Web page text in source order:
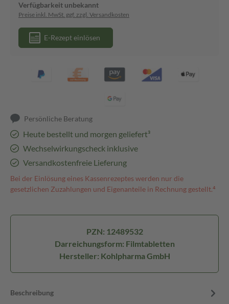
Verfügbarkeit unbekannt
Preise inkl. MwSt. ggf. zzgl. Versandkosten
E-Rezept einlösen
Persönliche Beratung
Heute bestellt und morgen geliefert³
Wechselwirkungscheck inklusive
Versandkostenfreie Lieferung
Bei der Einlösung eines Kassenrezeptes werden nur die
gesetzlichen Zuzahlungen und Eigenanteile in Rechnung gestellt.⁴
PZN: 12489532
Darreichungsform: Filmtabletten
Hersteller: Kohlpharma GmbH
Beschreibung